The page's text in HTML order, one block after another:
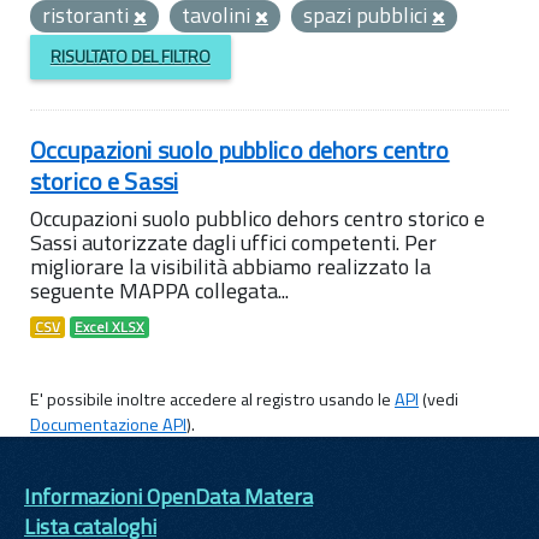
ristoranti
tavolini spazi pubblici
RISULTATO DEL FILTRO
Occupazioni suolo pubblico dehors centro
storico e Sassi
Occupazioni suolo pubblico dehors centro storico e
Sassi autorizzate dagli uffici competenti. Per
migliorare la visibilità abbiamo realizzato la
seguente MAPPA collegata...
CSV Excel XLSX
E' possibile inoltre accedere al registro usando leAPI(vedi
Documentazione API).
Informazioni OpenData Matera
Lista cataloghi